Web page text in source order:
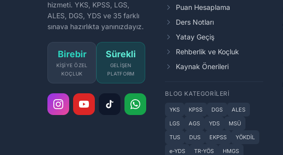
hizmeti. YKS, KPSS, LGS,
ALES, DGS, YDS ve 35 farklı
sınava hazırlıkta yanınızdayız.
Birebir
KIŞIYE ÖZEL
KOÇLUK
Sürekli
GELIŞEN
PLATFORM
Puan Hesaplama
Ders Notları
Yatay Geçiş
Rehberlik ve Koçluk
Kaynak Önerileri
BLOG KATEGORILERI
YKS KPSS DGS
ALES
LGS
AGS YDS
MSÜ
TUS
DUS EKPSS
YÖKDİL
e-YDS
TR-YÖS
HMGS